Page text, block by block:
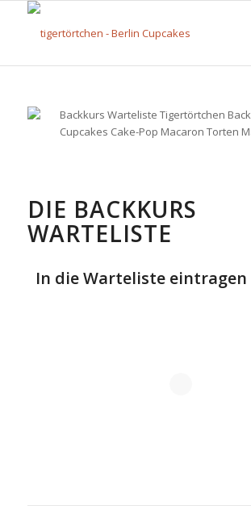
DIE BACKKURS
WARTELISTE
In die Warteliste eintragen